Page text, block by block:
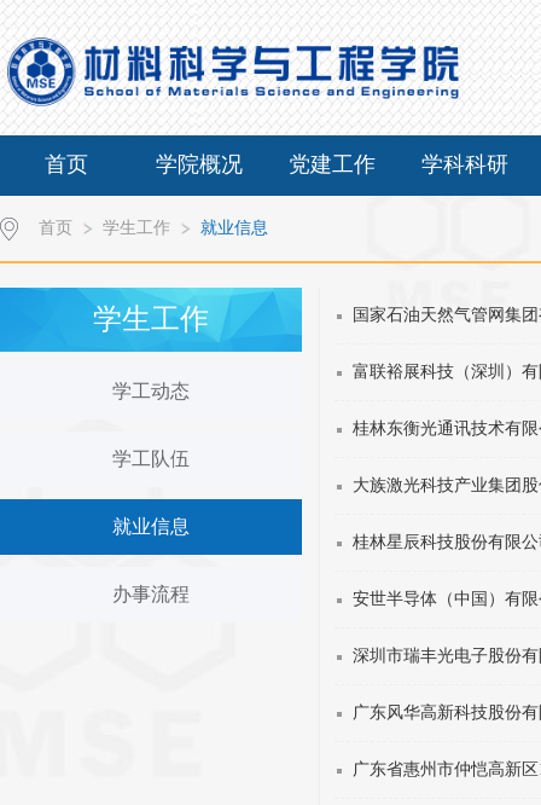
首页 学院概况 党建工作 学科科研
首页 学生工作 就业信息
学生工作
学工动态
学工队伍
就业信息
办事流程
国家石油天然气管网集
富联裕展科技（深圳）
桂林东衡光通讯技术有
大族激光科技产业集团
桂林星辰科技股份有限
安世半导体（中国）有
深圳市瑞丰光电子股份
广东风华高新科技股份
广东省惠州市仲恺高新